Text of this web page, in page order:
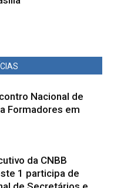
Nacional de
Formadores em
da CNBB
1 participa de